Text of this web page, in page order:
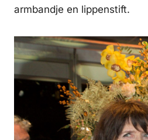
armbandje en lippenstift.